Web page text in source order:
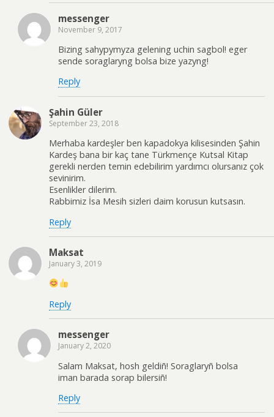
messenger
November 9, 2017
Bizing sahypymyza gelening uchin sagbol! eger
sende soraglaryng bolsa bize yazyng!
Reply
Şahin Güler
September 23, 2018
Merhaba kardeşler ben kapadokya kilisesinden Şahin
Kardeş bana bir kaç tane Türkmençe Kutsal Kitap
gerekli nerden temin edebilirim yardımcı olursanız çok
sevinirim.
Esenlikler dilerim.
Rabbimiz İsa Mesih sizleri daim korusun kutsasın.
Reply
Maksat
January 3, 2019
Reply
messenger
January 2, 2020
Salam Maksat, hosh geldiñ! Soraglaryñ bolsa
iman barada sorap bilersiñ!
Reply